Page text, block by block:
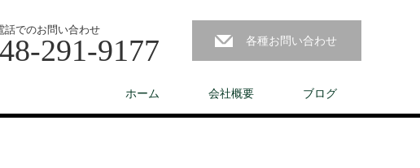
話でのお問い合わせ
291-9177 各種お問い合わせ
ホーム 会社概要 ブログ